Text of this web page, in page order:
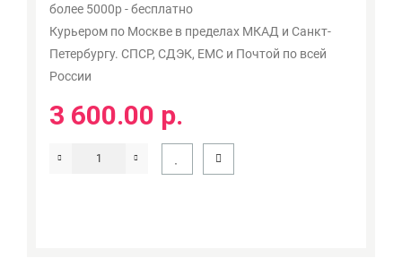
более 5000р - бесплатно
Курьером по Москве в пределах МКАД и Санкт-
Петербургу. СПСР, СДЭК, ЕМС и Почтой по всей
России
3 600.00 р.